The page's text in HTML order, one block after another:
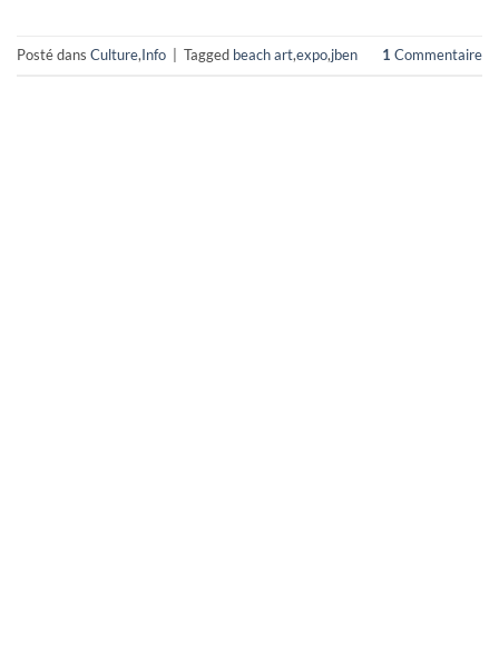
Posté dans Culture,Info Tagged beach art,expo,jben 1 Commentaire